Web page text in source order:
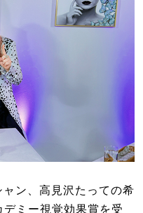
ン、高見沢たっての希
ミー視覚効果賞を受